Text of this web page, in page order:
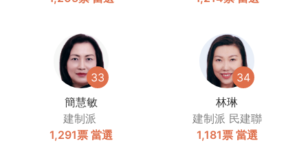
33
簡慧敏
建制派
1,291票 當選
34
林琳
建制派 民建聯
1,181票 當選